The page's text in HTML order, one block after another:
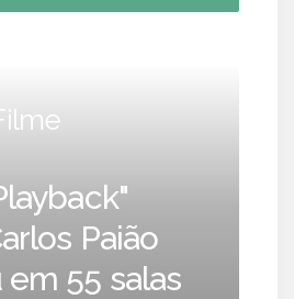
Paião
55 salas